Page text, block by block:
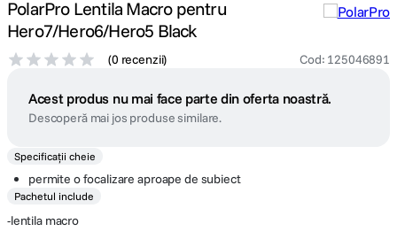
PolarPro Lentila Macro pentru
Hero7/Hero6/Hero5 Black
(0 recenzii) Cod: 125046891
Acest produs nu mai face parte din oferta noastră.
Descoperă mai jos produse similare.
Specificații cheie
permite o focalizare aproape de subiect
Pachetul include
-lentila macro